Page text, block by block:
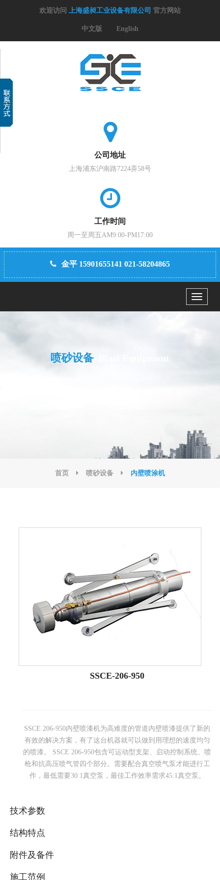
欢迎访问 上海盛昶工业设备有限公司 官方网站
中文版 English
公司地址
上海浦东沪南路7224弄58号
工作时间
周一至周五AM9:00-PM17:00
Menu
金平 15901655141 021-58204865
喷砂设备 Blast Equipment
首页 喷砂设备 内壁喷涂机
SSCE-206-950
SSCE 206-950内壁喷漆机为高难度的管道内壁喷漆提供了新的
有效的解决方案，有了这台机器就可以做到用理想的速度均匀
的喷漆。 SSCE 206-950包含可运动型支架、启动控制系统、喷
枪和抗高压喷气管四个部分。需要配合真空喷气泵才能进行工
作，最低需要30:1真空泵，最佳工作效率需求45:1真空泵。
技术参数
结构特点
附件及备件
施工范例